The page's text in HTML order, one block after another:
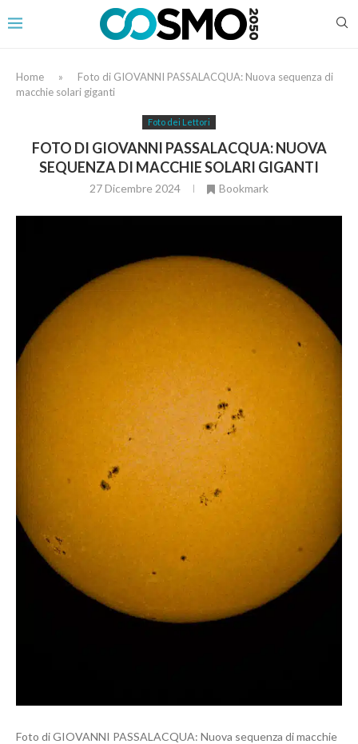
Home »
Foto di GIOVANNI PASSALACQUA: Nuova sequenza di
macchie solari giganti
Foto dei Lettori
FOTO DI GIOVANNI PASSALACQUA: NUOVA
SEQUENZA DI MACCHIE SOLARI GIGANTI
27 Dicembre 2024 Bookmark
Foto di GIOVANNI PASSALACQUA: Nuova sequenza di macchie